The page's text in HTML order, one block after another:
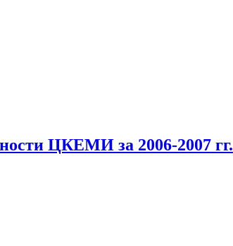
ЦКЕМИ за 2006-2007 гг.